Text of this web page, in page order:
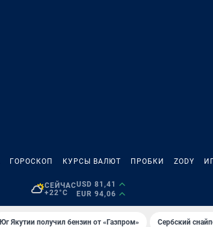
ГОРОСКОП КУРСЫ ВАЛЮТ ПРОБКИ ZODY
СЕЙЧАС
+22°C
USD 81,41
EUR 94,06
Юг Якутии получил бензин от «Газпром» Сербский